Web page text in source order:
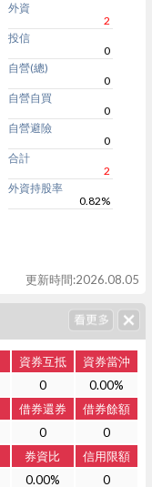
外資
2
投信
0
自營(總)
0
自營自買
0
自營避險
0
合計
2
外資持股率
0.82%
更新時間:2026.08.05
資券互抵
資券當沖
0
0.00%
借券還券
借券餘額
0
0
券資比
信用限額
0.00% 0